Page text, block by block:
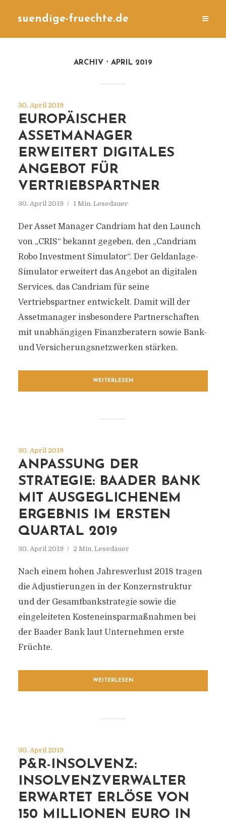
suendige-fruechte.de
ARCHIV APRIL 2019
30. April 2019
EUROPÄISCHER
ASSETMANAGER
ERWEITERT DIGITALES
ANGEBOT FÜR
VERTRIEBSPARTNER
30. April 2019 1 Min. Lesedauer
Der Asset Manager Candriam hat den Launch
von „CRIS“ bekannt gegeben, den „Candriam
Robo Investment Simulator“. Der Geldanlage-
Simulator erweitert das Angebot an digitalen
Services, das Candriam für seine
Vertriebspartner entwickelt. Damit will der
Assetmanager insbesondere Partnerschaften
mit unabhängigen Finanzberatern sowie Bank-
und Versicherungsnetzwerken stärken.
WEITERLESEN
30. April 2019
ANPASSUNG DER
STRATEGIE: BAADER BANK
MIT AUSGEGLICHENEM
ERGEBNIS IM ERSTEN
QUARTAL 2019
30. April 2019 2 Min. Lesedauer
Nach einem hohen Jahresverlust 2018 tragen
die Adjustierungen in der Konzernstruktur
und der Gesamtbankstrategie sowie die
eingeleiteten Kosteneinsparmaßnahmen bei
der Baader Bank laut Unternehmen erste
Früchte.
WEITERLESEN
30. April 2019
P&R-INSOLVENZ:
INSOLVENZVERWALTER
ERWARTET ERLÖSE VON
150 MILLIONEN EURO IN